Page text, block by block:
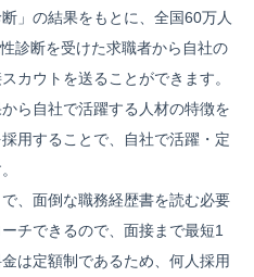
」の結果をもとに、全国60万人
診断を受けた求職者から自社の
カウトを送ることができます。
ら自社で活躍する人材の特徴を
用することで、自社で活躍・定
、面倒な職務経歴書を読む必要
チできるので、面接まで最短1
は定額制であるため、何人採用